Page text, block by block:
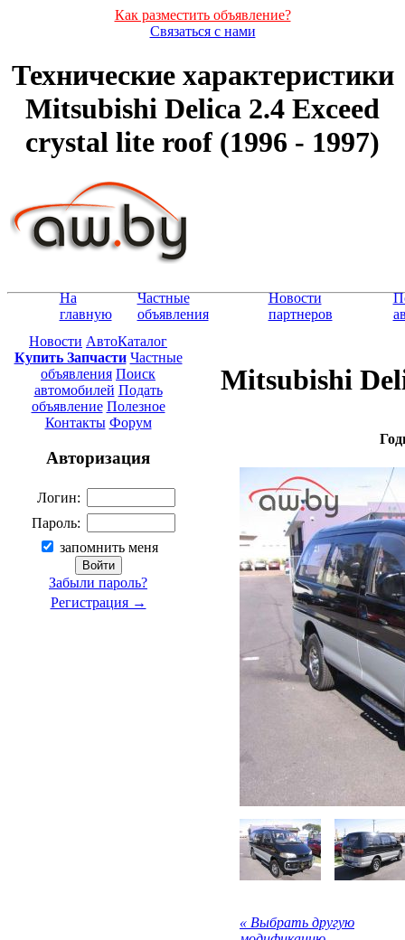
Как разместить объявление?
Связаться с нами
Технические характеристики
Mitsubishi Delica 2.4 Exceed
crystal lite roof (1996 - 1997)
На
главную
Частные
объявления
Новости
партнеров
Новости АвтоКаталог
Купить Запчасти Частные
объявления Поиск
автомобилей Подать
объявление Полезное
Контакты Форум
Авторизация
Логин:
Пароль:
запомнить меня
Забыли пароль?
Регистрация →
Mitsubishi
« Выбрать другую